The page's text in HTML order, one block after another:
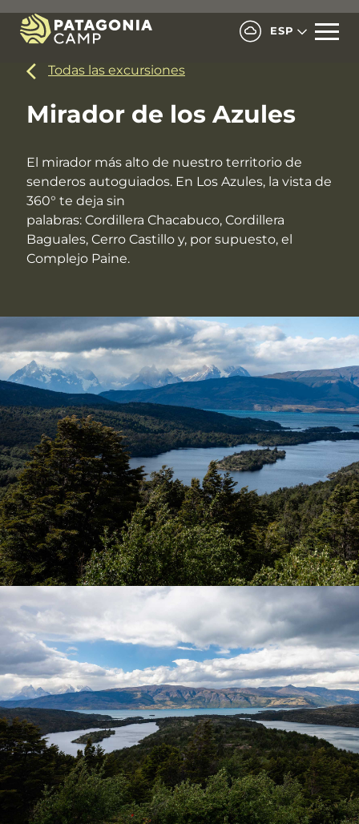
ESP
Todas las excursiones
Mirador de los Azules
El mirador más alto de nuestro territorio de
senderos autoguiados. En Los Azules, la vista de
360° te deja sin
palabras: Cordillera Chacabuco, Cordillera
Baguales, Cerro Castillo y, por supuesto, el
Complejo Paine.